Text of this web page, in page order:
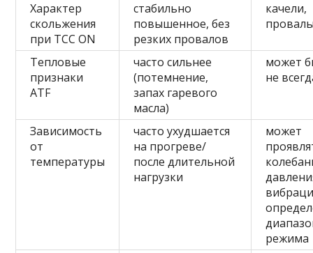
Характер
скольжения
при TCC ON
стабильно
повышенное, без
резких провалов
качели,
Тепловые
признаки
ATF
часто сильнее
(потемнение,
запах гаревого
масла)
может
не
Зависимость
от
температуры
часто ухудшается
на прогреве/
после длительной
нагрузки
может
режима